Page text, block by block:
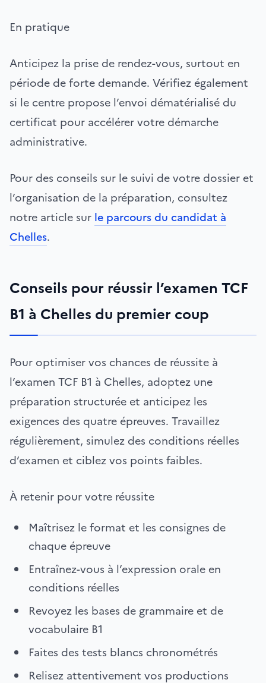
En pratique
Anticipez la prise de rendez-vous, surtout en
période de forte demande. Vérifiez également
si le centre propose l’envoi dématérialisé du
certificat pour accélérer votre démarche
administrative.
Pour des conseils sur le suivi de votre dossier et
l’organisation de la préparation, consultez
notre article sur le parcours du candidat à
Chelles.
Conseils pour réussir l’examen TCF
B1 à Chelles du premier coup
Pour optimiser vos chances de réussite à
l’examen TCF B1 à Chelles, adoptez une
préparation structurée et anticipez les
exigences des quatre épreuves. Travaillez
régulièrement, simulez des conditions réelles
d’examen et ciblez vos points faibles.
À retenir pour votre réussite
Maîtrisez le format et les consignes de
chaque épreuve
Entraînez-vous à l’expression orale en
conditions réelles
Revoyez les bases de grammaire et de
vocabulaire B1
Faites des tests blancs chronométrés
Relisez attentivement vos productions